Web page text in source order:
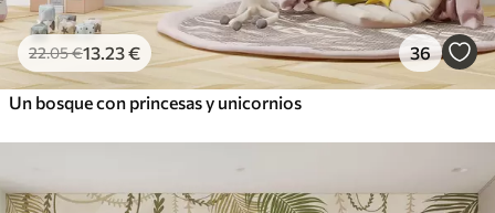
22.05€13.23€ 36
Un bosque con princesas y unicornios